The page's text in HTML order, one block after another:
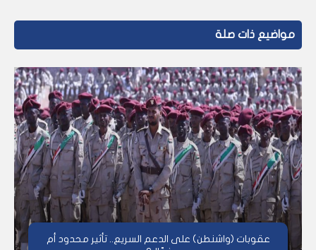
مواضيع ذات صلة
عقوبات (واشنطن) على الدعم السريع.. تأثير محدود أم